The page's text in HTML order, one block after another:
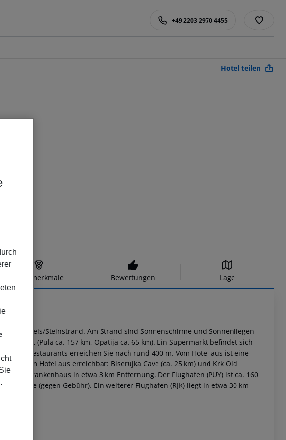
+49 2203 2970 4455
Hotel teilen
Hotelmerkmale Bewertungen Lage
Kies-/Fels/Steinstrand. Am Strand sind Sonnenschirme und Sonnenliegen
entfernt (Pula ca. 157 km, Opatija ca. 65 km). Ein Supermarkt befindet sich
und Restaurants erreichen Sie nach rund 400 m. Vom Hotel aus ist eine
sind vom Hotel aus erreichbar: Biserujka Cave (ca. 25 km) und Krk Old
ein Krankenhaus in etwa 3 km Entfernung. Der Flughafen (PUY) ist ca. 160
Shuttle (gegen Gebühr). Ein weiterer Flughafen (RJK) liegt in etwa 30 km
.